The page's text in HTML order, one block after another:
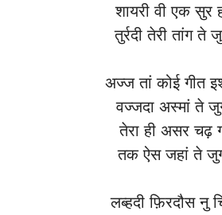
शायरी वी एक सुर
तुर्रदी तेरी तांग ते
अज्ज तां कोई गीत
वज्जदा अस्मां ते
तेरा ही असर चढ़
तक ऐस जहां ते
लब्हदी फ़िरदौस नु